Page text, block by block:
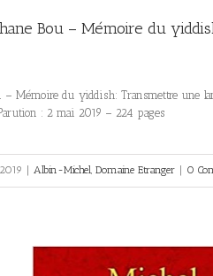
Bou – Mémoire du
– Mémoire du yiddish: Transmettre une
: 2 mai 2019 – 224 pages
| Albin-Michel Domaine Etranger | 0